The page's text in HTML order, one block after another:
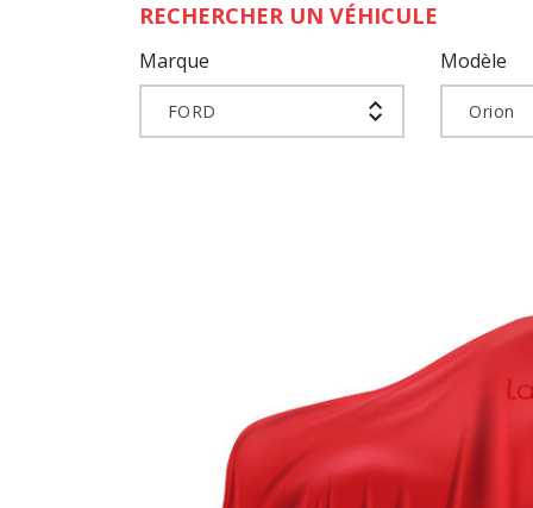
RECHERCHER UN VÉHICULE
Marque
FORD
Modèle
Orion